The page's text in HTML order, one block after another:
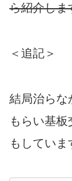
ら紹介しま
＜追記＞
結局治らな
もらい基
もしていま